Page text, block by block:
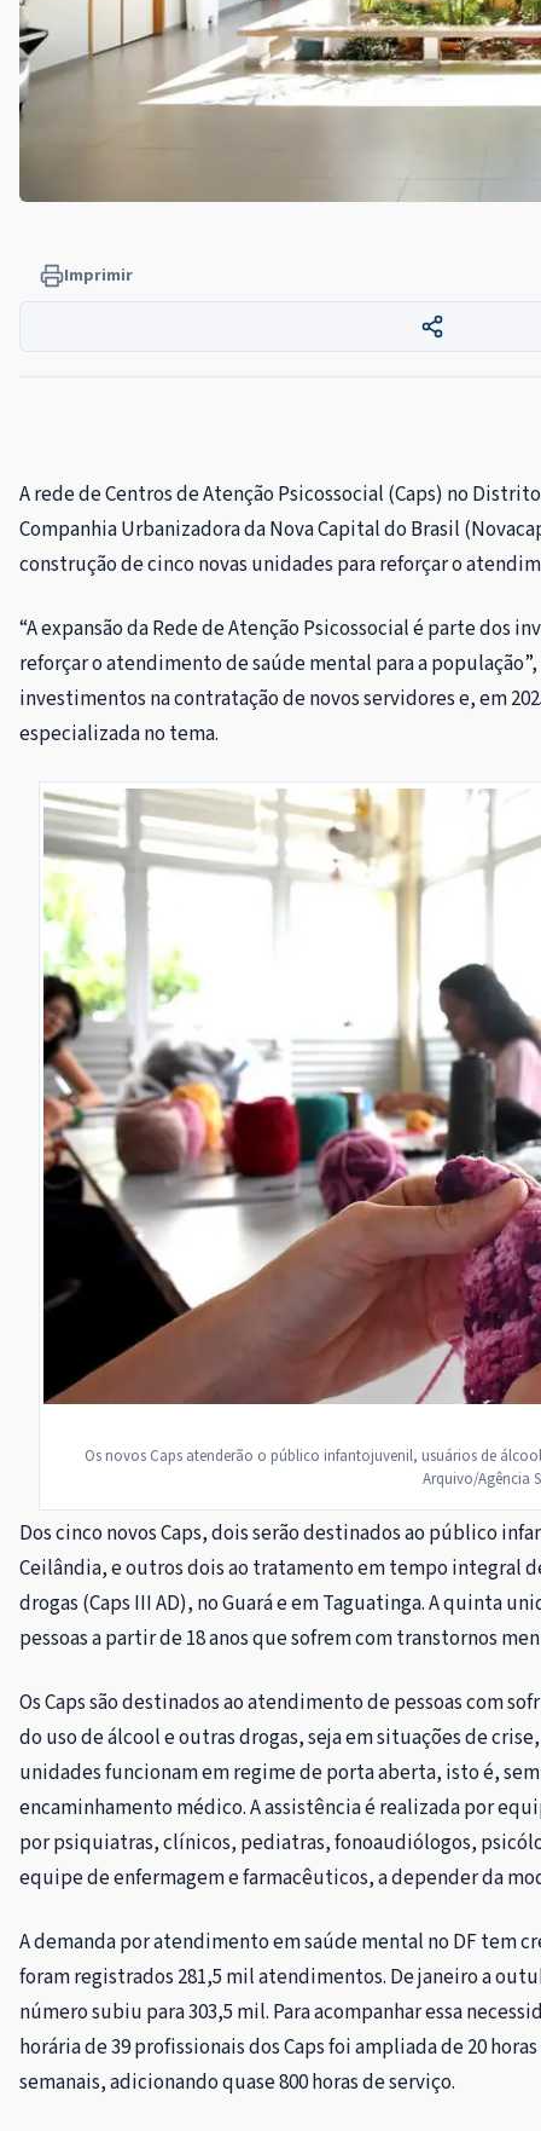
Imprimir
A rede de Centros de Atenção Psicossocial (Caps) no
Companhia Urbanizadora da Nova Capital do Brasil
construção de cinco novas unidades para reforçar o
“A expansão da Rede de Atenção Psicossocial é parte dos
reforçar o atendimento de saúde mental para a
investimentos na contratação de novos servidores e, em
especializada no tema.
Os novos Caps atenderão o público infantojuvenil, usuários de
Arquivo/Agência
Dos cinco novos Caps, dois serão destinados ao público
Ceilândia, e outros dois ao tratamento em tempo integral
drogas (Caps III AD), no Guará e em Taguatinga. A quinta
pessoas a partir de 18 anos que sofrem com transtornos
Os Caps são destinados ao atendimento de pessoas com
do uso de álcool e outras drogas, seja em situações de
unidades funcionam em regime de porta aberta, isto é,
encaminhamento médico. A assistência é realizada por
por psiquiatras, clínicos, pediatras, fonoaudiólogos,
equipe de enfermagem e farmacêuticos, a depender da
A demanda por atendimento em saúde mental no DF tem
foram registrados 281,5 mil atendimentos. De janeiro a
número subiu para 303,5 mil. Para acompanhar essa
horária de 39 profissionais dos Caps foi ampliada de 20 horas
semanais, adicionando quase 800 horas de serviço.